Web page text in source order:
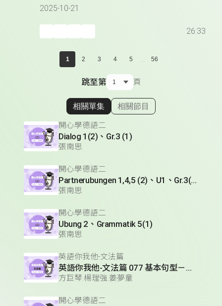
2025-10-21
26:33
1 2 3 4 5 ... 56
跳至第 頁
顯示相關單集
相關單集 相關節目
開心學德語二
Dialog 1(2)、Gr.3 (1)
張南思
開心學德語二
Partnerubungen 1,4,5 (2)、U1、Gr.3(1)
張南思
開心學德語二
Ubung 2、Grammatik 5(1)
張南思
英語你我他-文法篇
英語你我他-文法篇 077 基本句型－必定；推測
方巨琴.楊理強.姜夢童
開心學德語二